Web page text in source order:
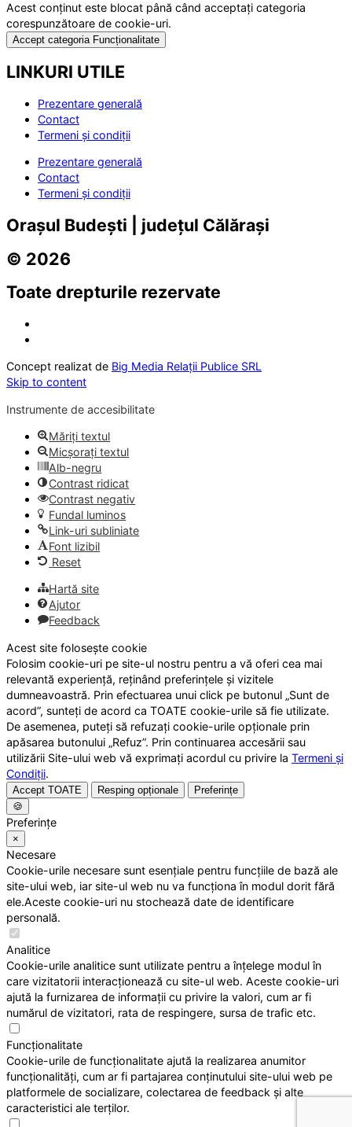
Acest conținut este blocat până când acceptați categoria
corespunzătoare de cookie-uri.
Accept categoria Funcționalitate
LINKURI UTILE
Prezentare generală
Contact
Termeni și condiții
Prezentare generală
Contact
Termeni și condiții
Orașul Budești | județul Călărași
© 2026
Toate drepturile rezervate
Concept realizat de Big Media Relații Publice SRL
Skip to content
Instrumente de accesibilitate
Măriți textul
Micșorați textul
Alb-negru
Contrast ridicat
Contrast negativ
Fundal luminos
Link-uri subliniate
Font lizibil
Reset
Hartă site
Ajutor
Feedback
Acest site folosește cookie
Folosim cookie-uri pe site-ul nostru pentru a vă oferi cea mai
relevantă experiență, reținând preferințele și vizitele
dumneavoastră. Prin efectuarea unui click pe butonul „Sunt de
acord”, sunteți de acord ca TOATE cookie-urile să fie utilizate.
De asemenea, puteți să refuzați cookie-urile opționale prin
apăsarea butonului „Refuz”. Prin continuarea accesării sau
utilizării Site-ului web vă exprimați acordul cu privire la Termeni și
Condiții.
Accept TOATE Resping opționale
Preferințe
🍪
Preferințe
×
Necesare
Cookie-urile necesare sunt esențiale pentru funcțiile de bază ale
site-ului web, iar site-ul web nu va funcționa în modul dorit fără
ele.Aceste cookie-uri nu stochează date de identificare
personală.
Analitice
Cookie-urile analitice sunt utilizate pentru a înțelege modul în
care vizitatorii interacționează cu site-ul web. Aceste cookie-uri
ajută la furnizarea de informații cu privire la valori, cum ar fi
numărul de vizitatori, rata de respingere, sursa de trafic etc.
Funcționalitate
Cookie-urile de funcționalitate ajută la realizarea anumitor
funcționalități, cum ar fi partajarea conținutului site-ului web pe
platformele de socializare, colectarea de feedback și alte
caracteristici ale terților.